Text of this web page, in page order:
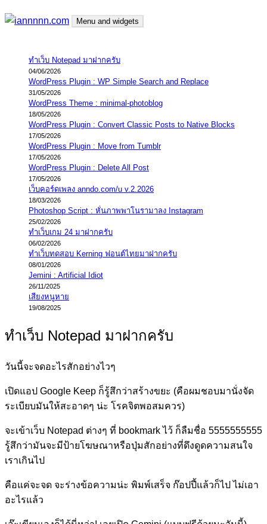
Skip
Menu and widgets
ทำเว็บ Notepad มาฝากครับ
04/06/2026
WordPress Plugin : WP Simple Search and Replace
31/05/2026
WordPress Theme : minimal-photoblog
18/05/2026
WordPress Plugin : Convert Classic Posts to Native Blocks
17/05/2026
WordPress Plugin : Move from Tumblr
17/05/2026
WordPress Plugin : Delete All Post
17/05/2026
เว็บคอร์ดเพลง anndo.com/u v.2.2026
18/03/2026
Photoshop Script : หั่นภาพพาโนรามาลง Instagram
25/02/2026
ทำเว็บเกม 24 มาฝากครับ
06/02/2026
ทำเว็บทดสอบ Kerning ฟอนต์ไทยมาฝากครับ
08/01/2026
Jemini : Artificial Idiot
26/11/2025
เสียงหนูหาย
19/08/2025
ทำเว็บ Notepad มาฝากครับ
วันนี้จะจดอะไรสักอย่างไวๆ
เปิดแอป Google Keep ก็รู้สึกว่าสร้างขยะ (คือผมชอบมานั่งจัด
ระเบียบมันให้สะอาดๆ น่ะ โรคจิตพอสมควร)
จะเข้าเว็บ Notepad ต่างๆ ที่ bookmark ไว้ ก็ลืมชื่อ 5555555555
รู้สึกว่ามันจะมีป้ายโฆษณาหรือปุ่มสักอย่างที่ดึงดูดความสนใจ
เราเกินไป
คือแค่จะจด จะร่างข้อความน่ะ พิมพ์เสร็จ ก๊อปปี้แล้วก็ไป ไม่เอา
อะไรแล้ว